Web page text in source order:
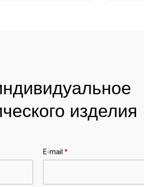
изделия
E-mail *